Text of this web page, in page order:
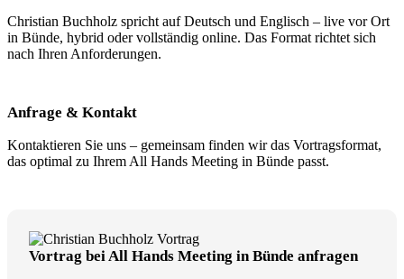
Christian Buchholz spricht auf Deutsch und Englisch – live vor Ort
in Bünde, hybrid oder vollständig online. Das Format richtet sich
nach Ihren Anforderungen.
Anfrage & Kontakt
Kontaktieren Sie uns – gemeinsam finden wir das Vortragsformat,
das optimal zu Ihrem All Hands Meeting in Bünde passt.
Vortrag bei All Hands Meeting in Bünde anfragen